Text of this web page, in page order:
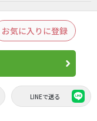
お気に入りに登録
LINEで送る